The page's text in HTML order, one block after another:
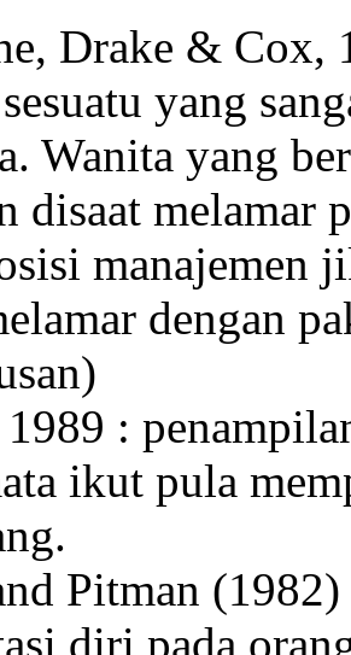
Drake & Cox,
yang
Wanita yang
disaat melamar
manajemen
dengan
:
ikut pula
Pitman
diri pada